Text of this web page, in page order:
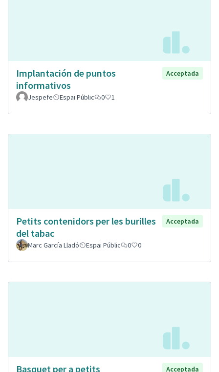
Implantación de puntos
informativos
Acceptada
Jespefe Espai Públic 0 1
Petits contenidors per les burilles
del tabac
Acceptada
Marc García Lladó Espai Públic 0 0
Basquet per a petits Acceptada